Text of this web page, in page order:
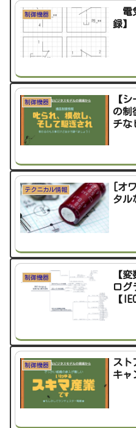
制御機器
電
録】
制御機器
【
の制
チな
テクニカル情報
[オ
タル
制御機器
【
ログ
【
制御機器
スト
キャ